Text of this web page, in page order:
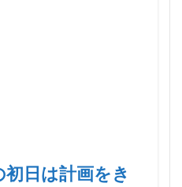
日は計画をき